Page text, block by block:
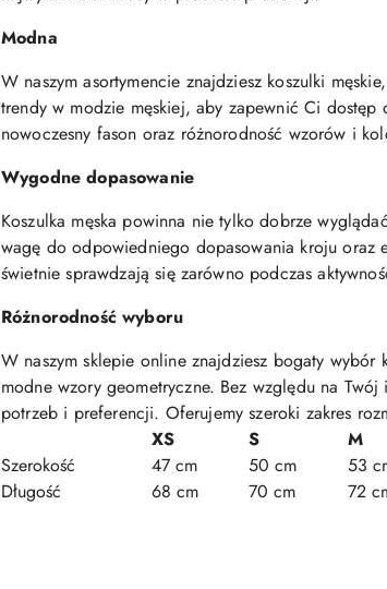
Modna
W naszym asortymencie znajdziesz koszulki
trendy w modzie męskiej, aby zapewnić Ci dostęp
nowoczesny fason oraz różnorodność wzorów i
Wygodne dopasowanie
Koszulka męska powinna nie tylko dobrze
wagę do odpowiedniego dopasowania kroju oraz
świetnie sprawdzają się zarówno podczas
Różnorodność wyboru
W naszym sklepie online znajdziesz bogaty
modne wzory geometryczne. Bez względu na
potrzeb i preferencji. Oferujemy szeroki zakres
XS
S M
Szerokość
47 cm 50 cm 53
Długość
68 cm 70 cm 72